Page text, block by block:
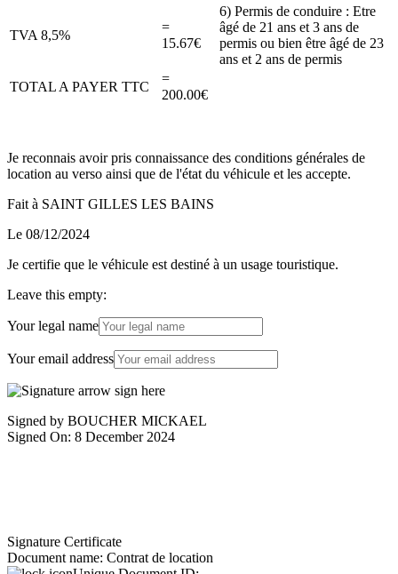
TVA 8,5%
=
15.67€
6) Permis de conduire : Etre
âgé de 21 ans et 3 ans de
permis ou bien être âgé de 23
ans et 2 ans de permis
TOTAL A PAYER TTC
=
200.00€
Je reconnais avoir pris connaissance des conditions générales de
location au verso ainsi que de l'état du véhicule et les accepte.
Fait à SAINT GILLES LES BAINS
Le 08/12/2024
Je certifie que le véhicule est destiné à un usage touristique.
Leave this empty:
Your legal name
Your email address
Signed by BOUCHER MICKAEL
Signed On: 8 December 2024
Signature Certificate
Document name: Contrat de location